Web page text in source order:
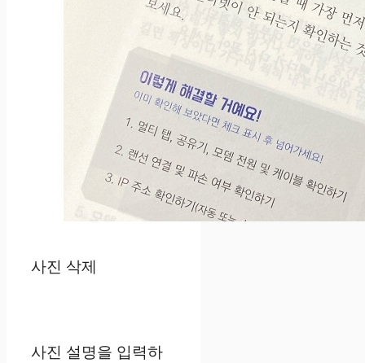
사진 삭제
사진 설명을 입력하